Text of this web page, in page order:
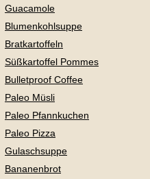
Guacamole
Blumenkohlsuppe
Bratkartoffeln
Süßkartoffel Pommes
Bulletproof Coffee
Paleo Müsli
Paleo Pfannkuchen
Paleo Pizza
Gulaschsuppe
Bananenbrot